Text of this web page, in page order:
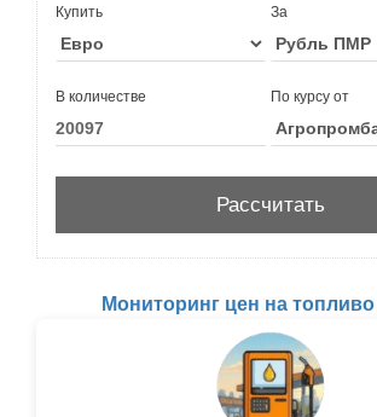
Купить За
В количестве По курсу от
Мониторинг цен на